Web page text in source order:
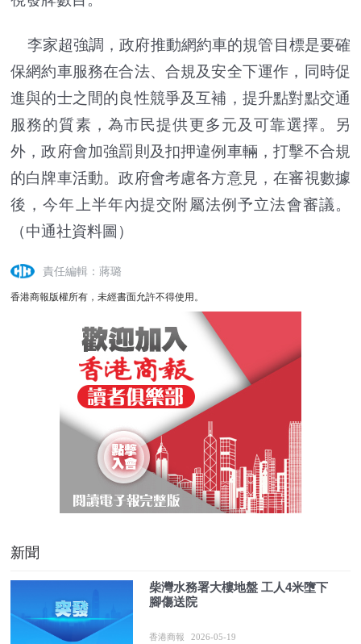
李家超強調，政府推動網約車的規管目標是要確
保網約車服務在合法、合規及安全下運作，同時促
進與的士之間的良性競爭及互補，提升點對點交通
服務的質素，為市民提供更多元及可靠選擇。另
外，政府會加強罰則及扣押違例車輛，打擊不合規
的白牌車活動。政府會考慮各方意見，在審視數據
後，今年上半年內提交附屬法例予立法會審議。
（中通社資料圖）
責任編輯：蔣璐
香港商報版權所有，未經書面允許不得使用。
新聞
柴灣水務署大樓地盤 工人4米墮下
腳傷送院
香港商報 2026-05-19